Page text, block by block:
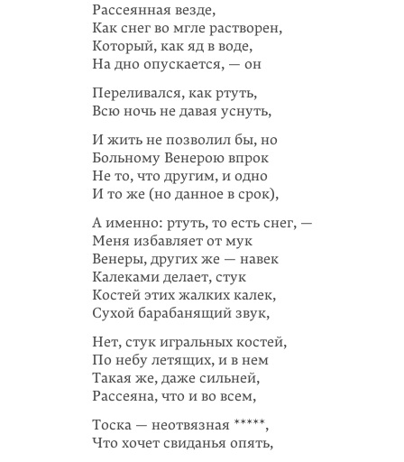
Рассеянная везде,
Как снег во мгле растворен,
Который, как яд в воде,
На дно опускается, — он
Переливался, как ртуть,
Всю ночь не давая уснуть,
И жить не позволил бы, но
Больному Венерою впрок
Не то, что другим, и одно
И то же (но данное в срок),
А именно: ртуть, то есть снег, —
Меня избавляет от мук
Венеры, других же — навек
Калеками делает, стук
Костей этих жалких калек,
Сухой барабанящий звук,
Нет, стук игральных костей,
По небу летящих, и в нем
Такая же, даже сильней,
Рассеяна, что и во всем,
Тоска — неотвязная *****,
Что хочет свиданья опять,